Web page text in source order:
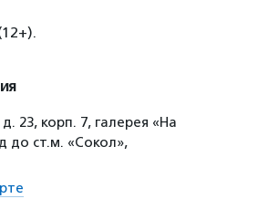
23, корп. 7, галерея «На
до ст.м. «Сокол»,